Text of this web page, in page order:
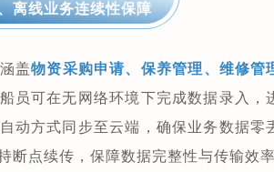
离线业务连续性保障
盖物资采购申请、保养管理、维修管
员可在无网络环境下完成数据录入，
动方式同步至云端，确保业务数据零
断点续传，保障数据完整性与传输效